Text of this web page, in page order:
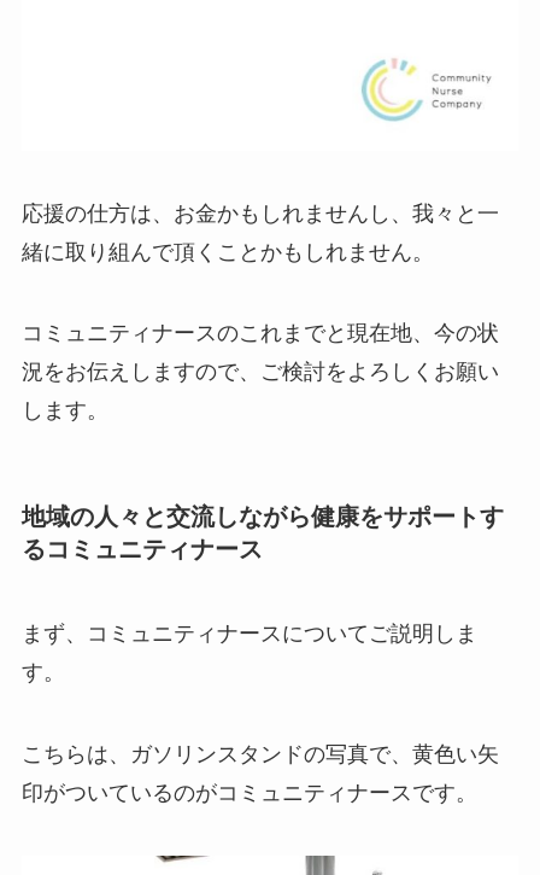
応援の仕方は、お金かもしれませんし、我々と一
緒に取り組んで頂くことかもしれません。
コミュニティナースのこれまでと現在地、今の状
況をお伝えしますので、ご検討をよろしくお願い
します。
地域の人々と交流しながら健康をサポートす
るコミュニティナース
まず、コミュニティナースについてご説明しま
す。
こちらは、ガソリンスタンドの写真で、黄色い矢
印がついているのがコミュニティナースです。